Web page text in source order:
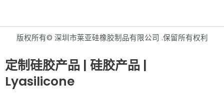
版权所有© 深圳市莱亚硅橡胶制品有限公司 .保留所有权利
定制硅胶产品 | 硅胶产品 |
Lyasilicone